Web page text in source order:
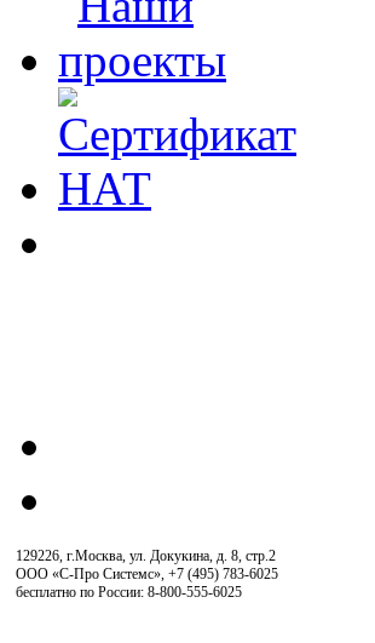
129226, г.Москва, ул. Докукина, д. 8, стр.2
ООО «С-Про Системс», +7 (495) 783-6025
бесплатно по России: 8-800-555-6025